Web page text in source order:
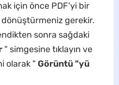
için önce PDF'yi bir
gerekir.
sonra sağdaki
" simgesine tıklayın ve
olarak " Görüntü "yü